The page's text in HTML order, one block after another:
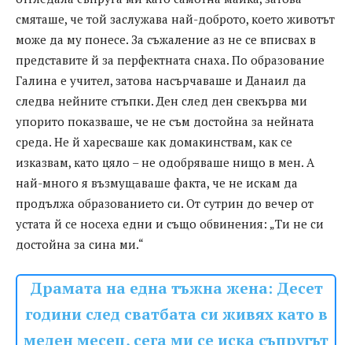
смяташе, че той заслужава най-доброто, което животът
може да му понесе. За съжаление аз не се вписвах в
представите й за перфектната снаха. По образование
Галина е учител, затова насърчаваше и Данаил да
следва нейните стъпки. Ден след ден свекърва ми
упорито показваше, че не съм достойна за нейната
среда. Не й харесваше как домакинствам, как се
изказвам, като цяло – не одобряваше нищо в мен. А
най-много я възмущаваше факта, че не искам да
продължа образованието си. От сутрин до вечер от
устата й се носеха едни и също обвинения: „Ти не си
достойна за сина ми.“
Драмата на една тъжна жена: Десет
години след сватбата си живях като в
меден месец, сега ми се иска съпругът